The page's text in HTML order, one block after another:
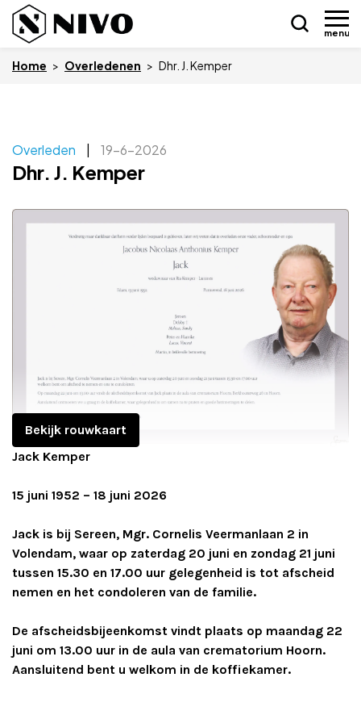
menu
to
content
Nieuws
Adverteren
Adreswijziging
Contact
Home > Overledenen > Dhr. J. Kemper
Overleden | 19-6-2026
Dhr. J. Kemper
Bekijk rouwkaart
Jack Kemper
15 juni 1952 – 18 juni 2026
Jack is bij Sereen, Mgr. Cornelis Veermanlaan 2 in
Volendam, waar op zaterdag 20 juni en zondag 21 juni
tussen 15.30 en 17.00 uur gelegenheid is tot afscheid
nemen en het condoleren van de familie.
De afscheidsbijeenkomst vindt plaats op maandag 22
juni om 13.00 uur in de aula van crematorium Hoorn.
Aansluitend bent u welkom in de koffiekamer.